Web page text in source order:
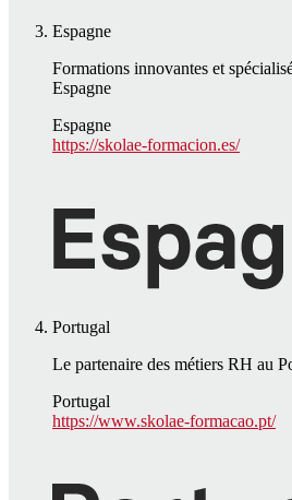
Espagne
Formations innovantes et
Espagne
Espagne
https://skolae-formacion.es/
Portugal
Le partenaire des métiers RH au
Portugal
https://www.skolae-formacao.pt/